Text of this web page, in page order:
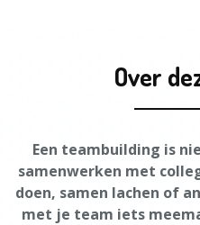
Over
Een teambuilding is
samenwerken met
doen, samen lachen of
met je team iets